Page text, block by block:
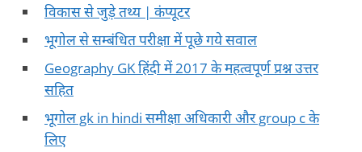
विकास से जुड़े तथ्य | कंप्यूटर
भूगोल से सम्बंधित परीक्षा में पूछे गये सवाल
Geography GK हिंदी में 2017 के महत्वपूर्ण प्रश्न उत्तर
सहित
भूगोल gk in hindi समीक्षा अधिकारी और group c के
लिए